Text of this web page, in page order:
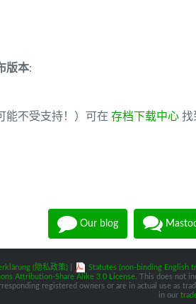
版本:
能不受支持！）可在 存档下载中心 找
Our blog
(隐私政策) Statutes (non-binding English
Attribution-Share Alike 3.0 License . This does not
registered owners or are in actual use as
in our